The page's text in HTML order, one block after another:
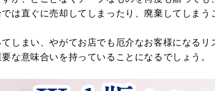
は直ぐに売却してしまったり、廃棄してしまう
しまい、やがてお店でも厄介なお客様になるリ
な意味合いを持っていることになるでしょう。